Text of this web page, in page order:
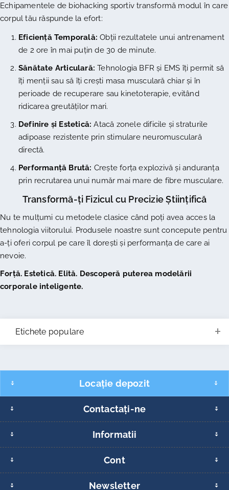
Echipamentele de biohacking sportiv transformă modul în care
corpul tău răspunde la efort:
Eficiență Temporală: Obții rezultatele unui antrenament
de 2 ore în mai puțin de 30 de minute.
Sănătate Articulară: Tehnologia BFR și EMS îți permit să
îți menții sau să îți crești masa musculară chiar și în
perioade de recuperare sau kinetoterapie, evitând
ridicarea greutăților mari.
Definire și Estetică: Atacă zonele dificile și straturile
adipoase rezistente prin stimulare neuromusculară
directă.
Performanță Brută: Crește forța explozivă și anduranța
prin recrutarea unui număr mai mare de fibre musculare.
Transformă-ți Fizicul cu Precizie Științifică
Nu te mulțumi cu metodele clasice când poți avea acces la
tehnologia viitorului. Produsele noastre sunt concepute pentru
a-ți oferi corpul pe care îl dorești și performanța de care ai
nevoie.
Forță. Estetică. Elită. Descoperă puterea modelării
corporale inteligente.
Etichete populare
Locație depozit
Contactați-ne
Informatii
Cont
Newsletter